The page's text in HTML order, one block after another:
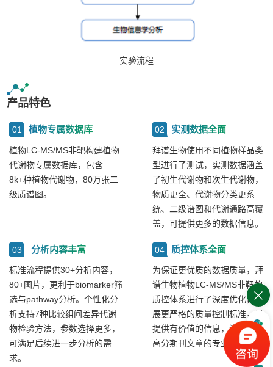
实验流程
产品特色
01 植物专属数据库
植物LC-MS/MS非靶构建植物
代谢物专属数据库，包含
8k+种植物代谢物，80万张二
级质谱图。
02 实测数据全面
拜谱生物使用不同植物样品类
型进行了测试，实测数据涵盖
了初生代谢物和次生代谢物，
物质更全、代谢物分类更系
统、二级谱图和代谢通路高覆
盖，可提供更多的数据信息。
03 分析内容丰富
标准流程提供30+分析内容，
80+图片，更利于biomarker筛
选与pathway分析。个性化分
析支持7种比较组间差异代谢
物检验方法，参数选择更多，
可满足后续进一步分析的需
求。
04 质控体系全面
为保证更优质的数据质量，拜
谱生物植物LC-MS/MS非靶的
质控体系进行了深度优化，开
展更严格的质量控制标准，以
提供有价值的信息，满足发表
高分期刊文章的专业要求。